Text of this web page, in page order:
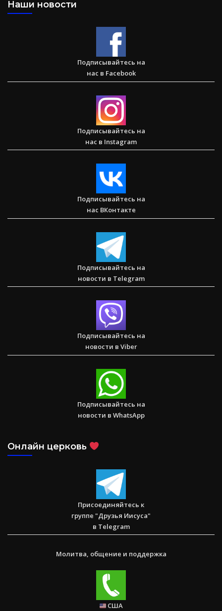
Большая потеря или большое приобретение?
Два часа, которые изменили жизнь буддистского монаха
(Стэн и Лана — Иисус без границ) (BBS05030)
Спасаем. Восстанавливаем. Обучаем. Помогите нам
достичь цели в $10 000
Послание к Римлянам
Наши новости
Подписывайтесь на
нас в Facebook
Подписывайтесь на
нас в Instagram
Подписывайтесь на
нас ВКонтакте
Подписывайтесь на
новости в Telegram
Подписывайтесь на
новости в Viber
Подписывайтесь на
новости в WhatsApp
Онлайн церковь
Присоединяйтесь к
группе "Друзья Иисуса"
в Telegram
Молитва, общение и поддержка
США